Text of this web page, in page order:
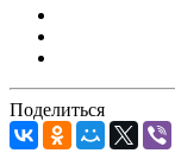
Поделиться